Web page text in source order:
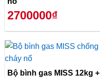
2700000₫
Bộ bình gas MISS 12kg +